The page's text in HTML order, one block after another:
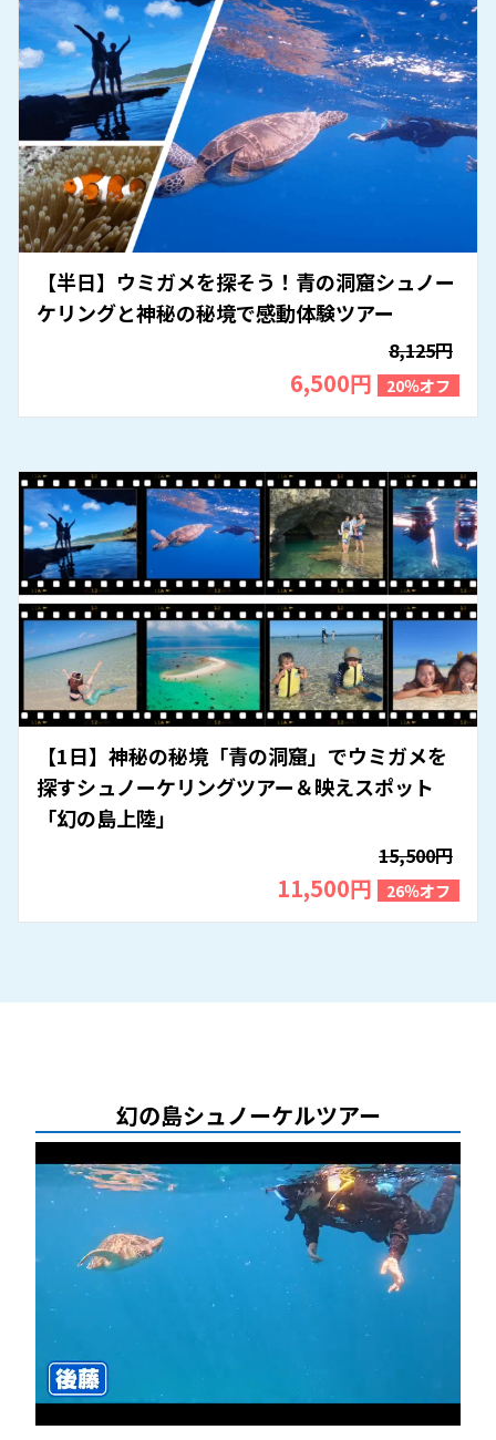
【半日】ウミガメを探そう！青の洞窟シュノー
ケリングと神秘の秘境で感動体験ツアー
8,125円
6,500円 20％オフ
【1日】神秘の秘境「青の洞窟」でウミガメを
探すシュノーケリングツアー＆映えスポット
「幻の島上陸」
15,500円
11,500円 26％オフ
幻の島シュノーケルツアー